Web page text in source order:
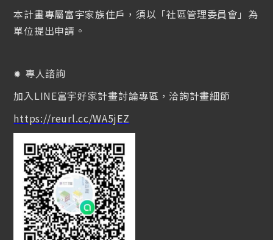
March 2, 2026
2026 募計畫-學員篇
本計畫專屬富宇家族住戶，須以「社區管理委員會」為
單位提出申請。
✹ 專人諮詢
加入LINE富宇好家計畫討論專區，洽詢計畫細節
https://reurl.cc/WA5jEZ